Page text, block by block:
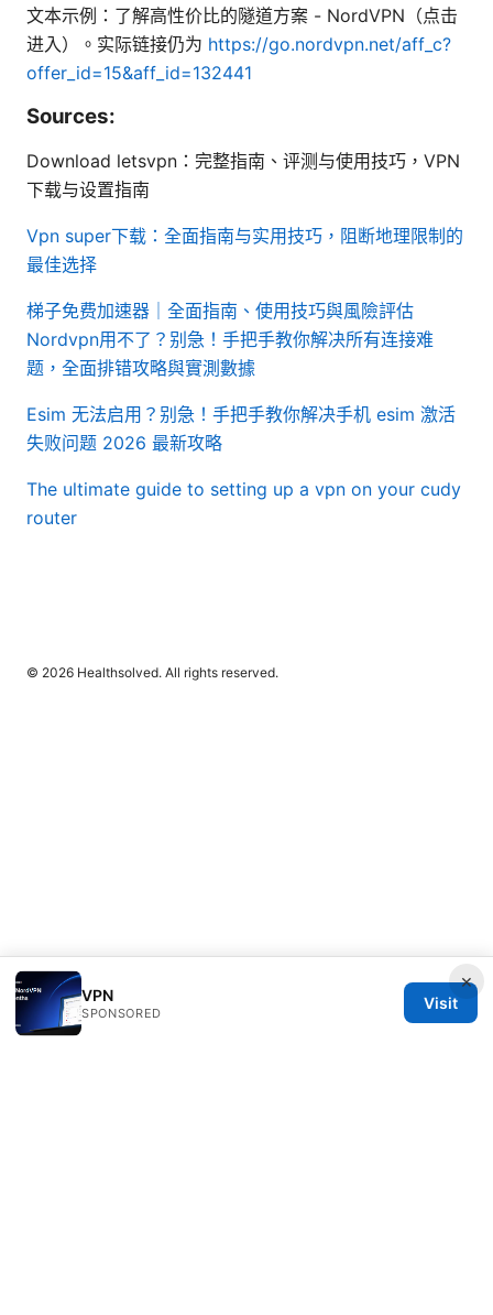
文本示例：了解高性价比的隧道方案 - NordVPN（点击
进入）。实际链接仍为 https://go.nordvpn.net/aff_c?
offer_id=15&aff_id=132441
Sources:
Download letsvpn：完整指南、评测与使用技巧，VPN
下载与设置指南
Vpn super下载：全面指南与实用技巧，阻断地理限制的
最佳选择
梯子免费加速器｜全面指南、使用技巧與風險評估
Nordvpn用不了？别急！手把手教你解决所有连接难
题，全面排错攻略與實測數據
Esim 无法启用？别急！手把手教你解决手机 esim 激活
失败问题 2026 最新攻略
The ultimate guide to setting up a vpn on your cudy
router
×
VPN
SPONSORED
Visit
© 2026 Healthsolved. All rights reserved.